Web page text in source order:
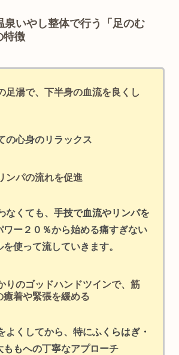
泉いやし整体で行う「足のむ
特徴
足湯で、下半身の血流を良くし
の心身のリラックス
ンパの流れを促進
くても、 手技で血流やリンパを
ワー２０％から始める痛すぎない
使って流していきます。
りのゴッドハンドツインで、筋
癒着や緊張を緩める
よくしてから、特にふくらはぎ・
ももへの丁寧なアプローチ